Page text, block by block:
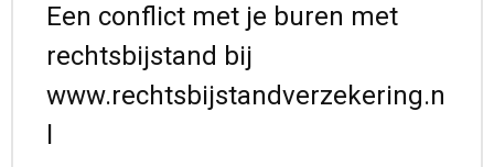
Een conflict met je buren met
rechtsbijstand bij
www.rechtsbijstandverzekering.n